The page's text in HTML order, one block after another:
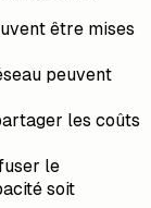
être mises
peuvent
les coûts
le
soit